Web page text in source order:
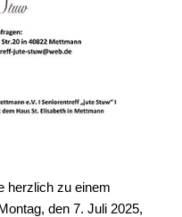
herzlich zu einem
den 7. Juli 2025,